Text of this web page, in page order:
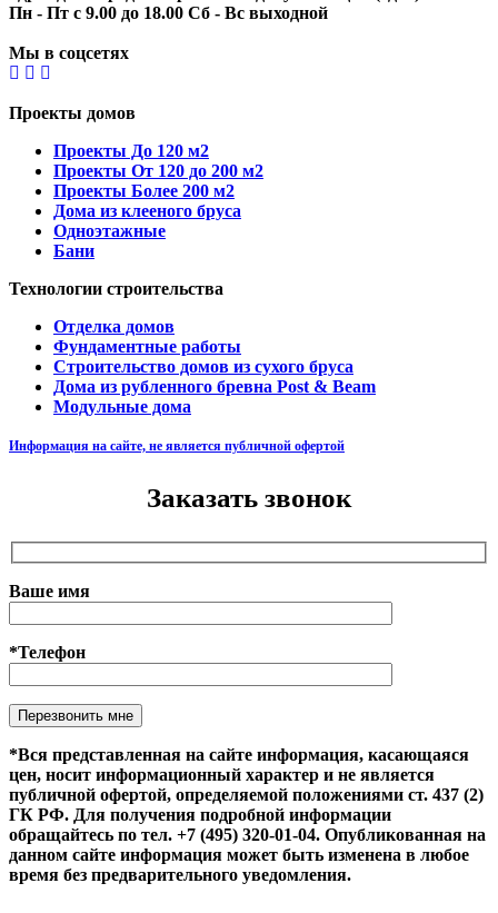
Пн - Пт с 9.00 до 18.00 Сб - Вс выходной
Мы в соцсетях
Проекты домов
Проекты До 120 м2
Проекты От 120 до 200 м2
Проекты Более 200 м2
Дома из клееного бруса
Одноэтажные
Бани
Технологии строительства
Отделка домов
Фундаментные работы
Строительство домов из сухого бруса
Дома из рубленного бревна Post & Beam
Модульные дома
Информация на сайте, не является публичной офертой
Заказать звонок
Ваше имя
*Телефон
Оставьте это поле пустым.
*Вся представленная на сайте информация, касающаяся
цен, носит информационный характер и не является
публичной офертой, определяемой положениями ст. 437 (2)
ГК РФ. Для получения подробной информации
обращайтесь по тел. +7 (495) 320-01-04. Опубликованная на
данном сайте информация может быть изменена в любое
время без предварительного уведомления.